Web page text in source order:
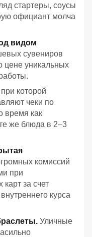
стартеры, соусы
официант молча
видом
сувениров
цене уникальных
которой
чеки по
время как
же блюда в 2–3
комиссий
при
за счет
курса
Уличные